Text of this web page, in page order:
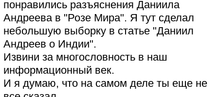
понравились разъяснения Даниила
Андреева в "Розе Мира". Я тут сделал
небольшую выборку в статье "Даниил
Андреев о Индии".
Извини за многословность в наш
информационный век.
И я думаю, что на самом деле ты еще не